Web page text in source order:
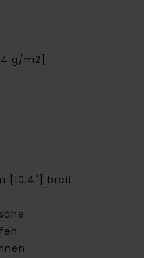
g/m2]
[10.4"] breit